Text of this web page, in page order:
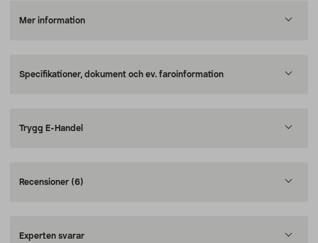
Mer information
Specifikationer, dokument och ev. faroinformation
Trygg E-Handel
Recensioner (6)
Experten svarar